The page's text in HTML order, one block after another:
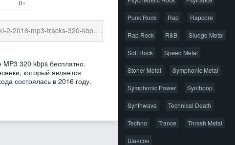
mp3-tracks-320-kbps.torrent
320 kbps бесплатно.
который является
состоялась в 2016 году.
Punk Rock Rap Rapcore
Rap Rock R&B Sludge Metal
Soft Rock Speed Metal
Stoner Metal Symphonic Metal
Symphonic Power Synthpop
Synthwave Technical Death
Techno Trance Thrash Metal
Шансон